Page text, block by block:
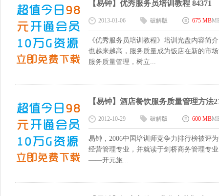
【易钟】优秀服务员培训教程 84371
2013-01-06 破解版 675 MB
《优秀服务员培训教程》培训光盘内容简
也越来越高，服务质量成为饭店在新的市
服务质量管理，树立...
【易钟】酒店餐饮服务质量管理方法
2012-10-29 破解版 600 MB
易钟，2006中国培训师竞争力排行榜被评
经营管理专业，并就读于剑桥商务管理专
——开元旅...